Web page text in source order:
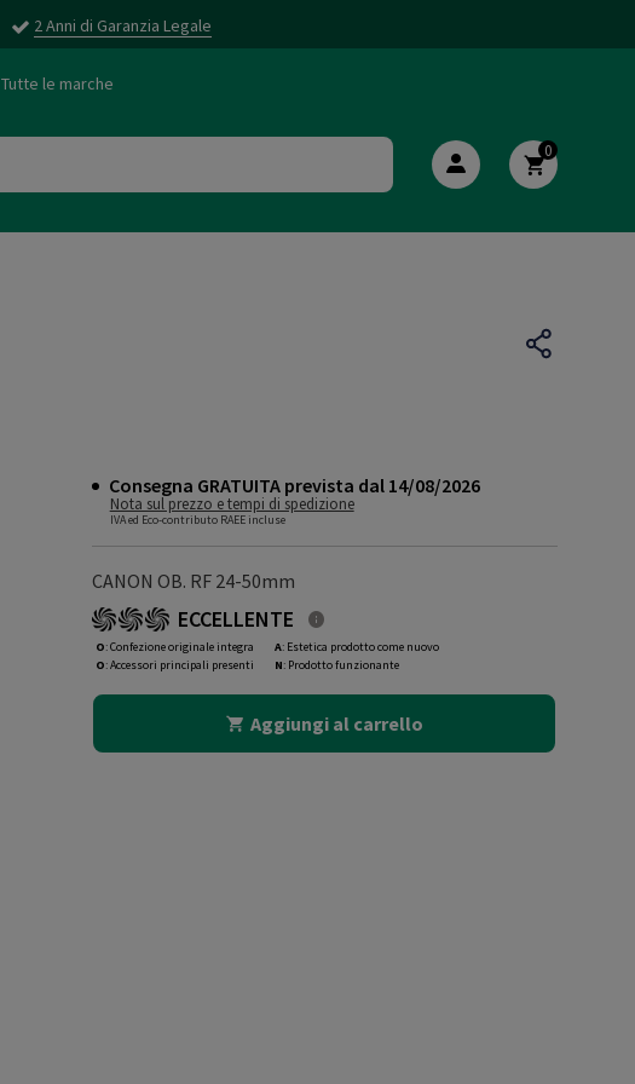
2 Anni di Garanzia Legale
Tutte le marche
0
Consegna GRATUITA prevista dal 14/08/2026
Nota sul prezzo e tempi di spedizione
IVA ed Eco-contributo RAEE incluse
CANON OB. RF 24-50mm
ECCELLENTE
O: Confezione originale integra
O: Accessori principali presenti
A: Estetica prodotto come nuovo
N: Prodotto funzionante
Aggiungi al carrello